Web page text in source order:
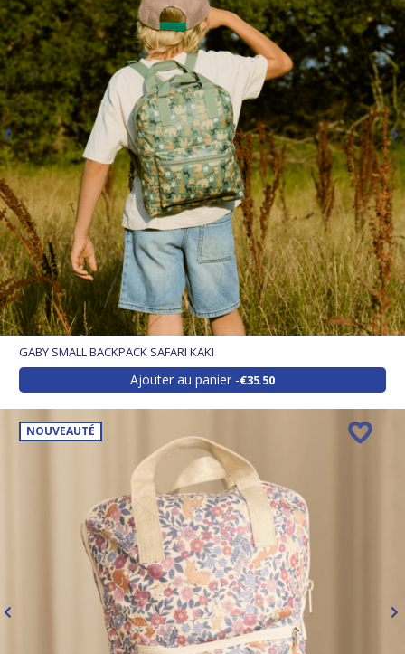
GABY SMALL BACKPACK SAFARI KAKI
Ajouter au panier €35.50
NOUVEAUTÉ